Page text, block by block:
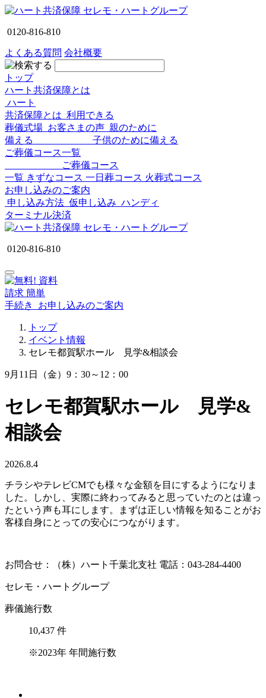
0120-816-810
よくある質問 会社概要
トップ
ハート共済保障とは
ハート
共済保障とは 利用できる
葬儀式場 お客さまの声 親のために
備える
子供のために備える
ご葬儀コース一覧
ご葬儀コース
一覧 きずなコース 一日葬コース 火葬式コース
お申し込みのご案内
申し込み方法 仮申し込み ハンディ
ターミナル決済
0120-816-810
資料
請求 簡単
手続き
お申し込みのご案内
トップ
イベント情報
セレモ都賀駅ホール 見学&相談会
9月11日（金）9：30～12：00
セレモ都賀駅ホール 見学&
相談会
2026.8.4
チラシやテレビCMでも様々な金額を目にするようになりま
した。しかし、実際に終わってみると思っていたのとは違っ
たという声も耳にします。まずは正しい情報を知ることがお
客様自身にとっての安心につながります。
お問合せ：（株）ハート千葉北支社 電話：043-284-4400
セレモ・ハートグループ
葬儀施行数
10,437 件
※2023年 年間施行数